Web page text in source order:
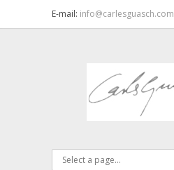
E-mail: info@carlesguasch.com